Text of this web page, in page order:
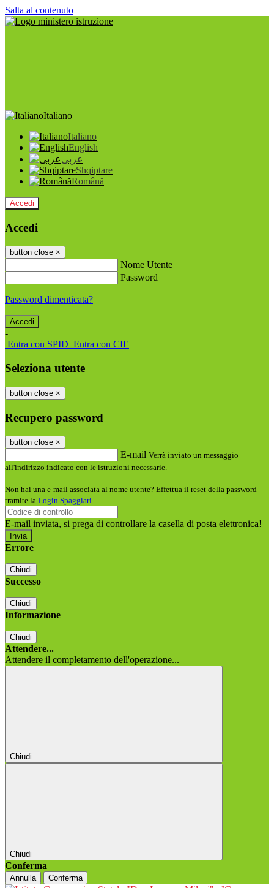
Salta al contenuto
Italiano
Italiano
English
عربى
Shqiptare
Română
Accedi
Accedi
button close ×
Nome Utente
Password
Password dimenticata?
-
Entra con SPID Entra con CIE
Seleziona utente
button close ×
Recupero password
button close ×
E-mail Verrà inviato un messaggio
all'indirizzo indicato con le istruzioni necessarie.
Non hai una e-mail associata al nome utente? Effettua il reset della password
tramite la Login Spaggiari
E-mail inviata, si prega di controllare la casella di posta elettronica!
Errore
Chiudi
Successo
Chiudi
Informazione
Chiudi
Attendere...
Attendere il completamento dell'operazione...
Chiudi
Chiudi
Conferma
Annulla Conferma